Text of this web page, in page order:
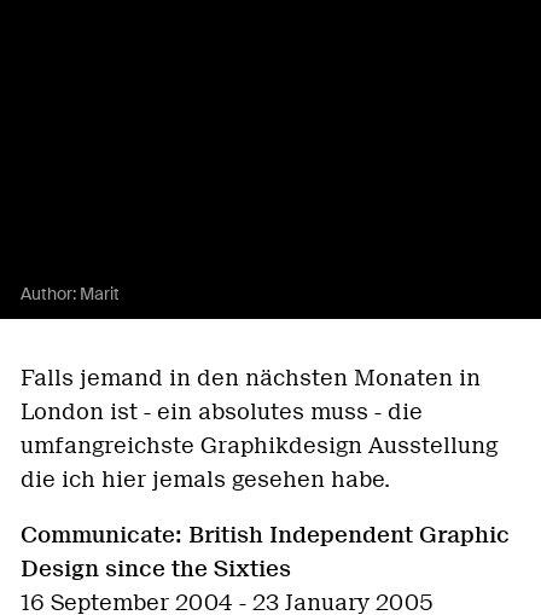
Author: Marit
Falls jemand in den nächsten Monaten in
London ist - ein absolutes muss - die
umfangreichste Graphikdesign Ausstellung
die ich hier jemals gesehen habe.
Communicate: British Independent Graphic
Design since the Sixties
16 September 2004 - 23 January 2005